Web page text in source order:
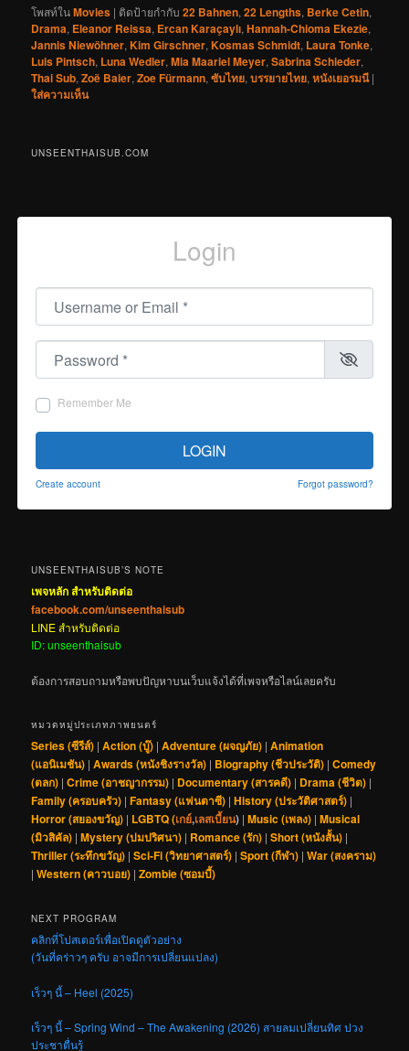
โพสท์ในMovies | ติดป้ายกำกับ 22 Bahnen,22 Lengths, Berke Cetin,
Drama, Eleanor Reissa, Ercan Karaçaylı,Hannah-Chioma Ekezie,
Jannis Niewöhner,Kim Girschner,Kosmas Schmidt, Laura Tonke,
Luis Pintsch, Luna Wedler,Mia Maariel Meyer,Sabrina Schieder,
Thai Sub,Zoë Baier,Zoe Fürmann,ซับไทย,บรรยายไทย,หนังเยอรมนี |
ใส่ความเห็น
UNSEENTHAISUB.COM
Login
Username or Email
Password
Remember Me
LOGIN
Create account Forgot password?
UNSEENTHAISUB’S NOTE
เพจหลัก สำหรับติดต่อ
facebook.com/unseenthaisub
LINE สำหรับติดต่อ
ID: unseenthaisub
ต้องการสอบถามหรือพบปัญหาบนเว็บแจ้งได้ที่เพจหรือไลน์เลยครับ
หมวดหมู่ประเภทภาพยนตร์
Series (ซีรีส์) |Action (บู๊) |Adventure (ผจญภัย) |Animation
(แอนิเมชัน) |Awards (หนังชิงรางวัล) | Biography (ชีวประวัติ) |Comedy
(ตลก) |Crime (อาชญากรรม) | Documentary (สารคดี) | Drama (ชีวิต) |
Family (ครอบครัว) |Fantasy (แฟนตาซี) |History (ประวัติศาสตร์) |
Horror (สยองขวัญ) | LGBTQ (เกย์,เลสเบี้ยน) |Music (เพลง) |Musical
(มิวสิคัล) |Mystery (ปมปริศนา) | Romance (รัก) |Short (หนังสั้น) |
Thriller (ระทึกขวัญ) |Sci-Fi (วิทยาศาสตร์) |Sport (กีฬา) |War (สงคราม)
|Western (คาวบอย) |Zombie (ซอมบี้)
NEXT PROGRAM
คลิกที่โปสเตอร์เพื่อเปิดดูตัวอย่าง
(วันที่คร่าวๆ ครับ อาจมีการเปลี่ยนแปลง)
เร็วๆ นี้ – Heel (2025)
เร็วๆ นี้ – Spring Wind – The Awakening (2026) สายลมเปลี่ยนทิศ ปวง
ประชาตื่นรู้